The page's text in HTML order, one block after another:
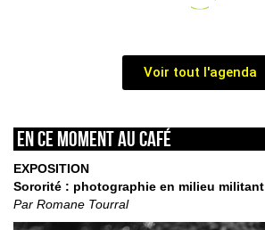
Voir tout l'agenda
En ce moment au café
EXPOSITION
Sororité : photographie en milieu militant
Par Romane Tourral